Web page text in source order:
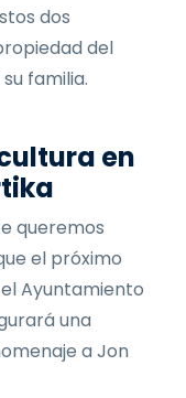
dos
del
familia.
en
queremos
el próximo
Ayuntamiento
una
a Jon